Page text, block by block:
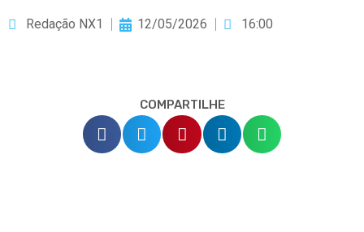
Redação NX1 12/05/2026 16:00
COMPARTILHE